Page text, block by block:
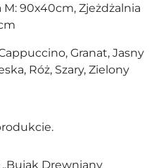
M: 90x40cm, Zjeżdżalnia
Granat, Jasny
Róż, Szary, Zielony
Drewniany